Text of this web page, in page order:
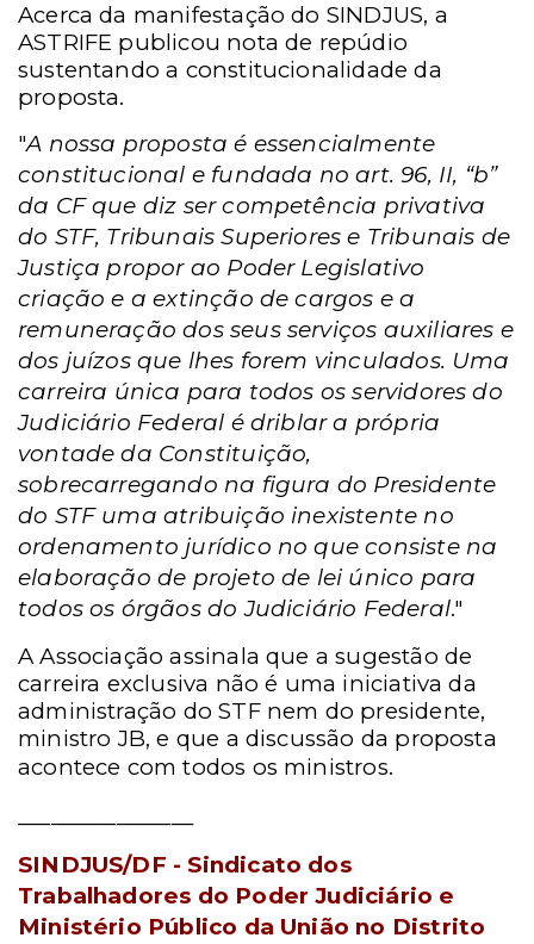
Acerca da manifestação do SINDJUS, a
ASTRIFE publicou nota de repúdio
sustentando a constitucionalidade da
proposta.
"A nossa proposta é essencialmente
constitucional e fundada no art. 96, II, “b”
da CF que diz ser competência privativa
do STF, Tribunais Superiores e Tribunais de
Justiça propor ao Poder Legislativo
criação e a extinção de cargos e a
remuneração dos seus serviços auxiliares e
dos juízos que lhes forem vinculados. Uma
carreira única para todos os servidores do
Judiciário Federal é driblar a própria
vontade da Constituição,
sobrecarregando na figura do Presidente
do STF uma atribuição inexistente no
ordenamento jurídico no que consiste na
elaboração de projeto de lei único para
todos os órgãos do Judiciário Federal."
A Associação assinala que a sugestão de
carreira exclusiva não é uma iniciativa da
administração do STF nem do presidente,
ministro JB, e que a discussão da proposta
acontece com todos os ministros.
SINDJUS/DF - Sindicato dos
Trabalhadores do Poder Judiciário e
Ministério Público da União no Distrito